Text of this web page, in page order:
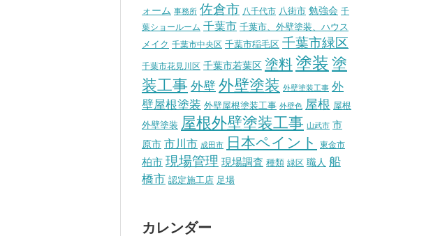
ォーム 事務所 佐倉市 八千代市 八街市 勉強会 千
葉ショールーム 千葉市 千葉市、外壁塗装、ハウス
メイク 千葉市中央区 千葉市稲毛区 千葉市緑区
千葉市花見川区 千葉市若葉区 塗料塗装 塗
装工事 外壁 外壁塗装 外壁塗装工事 外
壁屋根塗装 外壁屋根塗装工事 外壁色 屋根 屋根
外壁塗装 屋根外壁塗装工事 山武市 市
原市 市川市 成田市 日本ペイント 東金市
柏市 現場管理 現場調査 種類 緑区 職人 船
橋市 認定施工店 足場
カレンダー